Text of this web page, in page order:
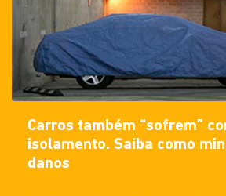
Carros também “sofrem”
isolamento. Saiba como
danos